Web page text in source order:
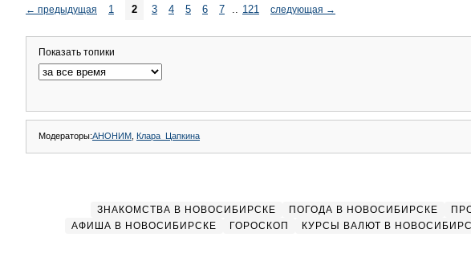
← предыдущая 1 2 3 4 5 6 7 .. 121 следующая →
Показать топики
Модераторы:АНОНИМ Клара_Цапкина
ЗНАКОМСТВА В НОВОСИБИРСКЕ ПОГОДА В НОВОСИБИРСКЕ
АФИША В НОВОСИБИРСКЕ
ГОРОСКОП КУРСЫ ВАЛЮТ В